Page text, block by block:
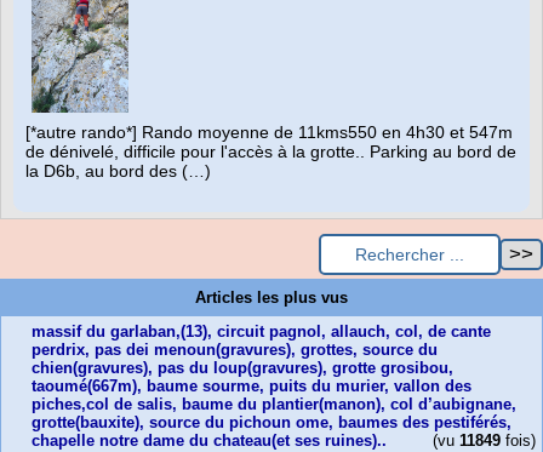
[*autre rando*] Rando moyenne de 11kms550 en 4h30 et 547m
de dénivelé, difficile pour l'accès à la grotte.. Parking au bord de
la D6b, au bord des (…)
Articles les plus vus
massif du garlaban,(13), circuit pagnol, allauch, col, de cante
perdrix, pas dei menoun(gravures), grottes, source du
chien(gravures), pas du loup(gravures), grotte grosibou,
taoumé(667m), baume sourme, puits du murier, vallon des
piches,col de salis, baume du plantier(manon), col d’aubignane,
grotte(bauxite), source du pichoun ome, baumes des pestiférés,
chapelle notre dame du chateau(et ses ruines)..
(vu 11849 fois)